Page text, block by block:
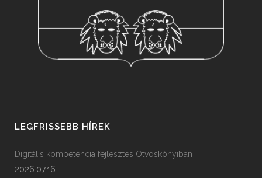
LEGFRISSEBB HÍREK
Digitális kompetencia fejlesztés Ötvöskónyiban
2026.07.16.